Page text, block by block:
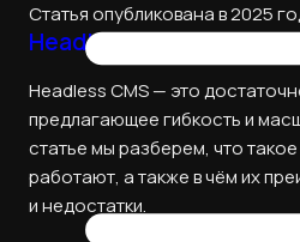
Статья опубликована в 2025
Headless CMS
Headless CMS — это
предлагающее гибкость и
статье мы разберем, что
работают, а также в чём их
и недостатки.